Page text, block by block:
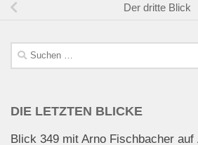
Der dritte Blick
Suchen
nach:
DIE LETZTEN BLICKE
Blick 349 mit Arno Fischbacher